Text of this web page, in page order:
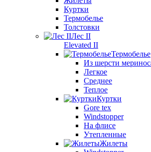
Куртки
Термобелье
Толстовки
Лес II
Elevated II
Термобелье
Из шерсти
Легкое
Среднее
Теплое
Куртки
Gore tex
Windstopper
На флисе
Утепленные
Жилеты